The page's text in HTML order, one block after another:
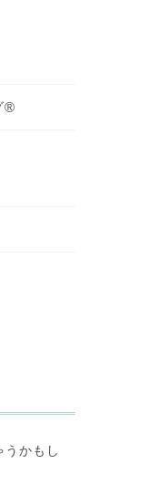
®
うかもし